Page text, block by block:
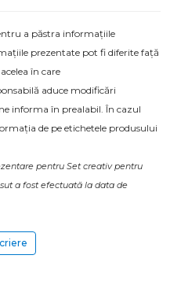
a păstra informațiile
prezentate pot fi diferite față
în care
aduce modificări
informa în prealabil. În cazul
de pe etichetele produsului
pentru Set creativ pentru
a fost efectuată la data de